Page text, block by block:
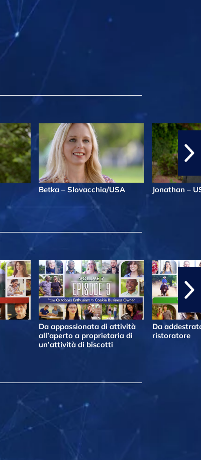
Betka – Slovacchia/USA Jonathan –
Da appassionata di attività
all’aperto a proprietaria di
un’attività di biscotti
Da
ristoratore